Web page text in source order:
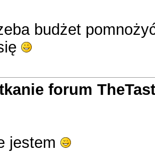
budżet
forum
jestem